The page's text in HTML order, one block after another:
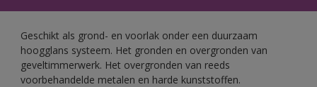
Geschikt als grond- en voorlak onder een duurzaam
hoogglans systeem. Het gronden en overgronden van
geveltimmerwerk. Het overgronden van reeds
voorbehandelde metalen en harde kunststoffen.